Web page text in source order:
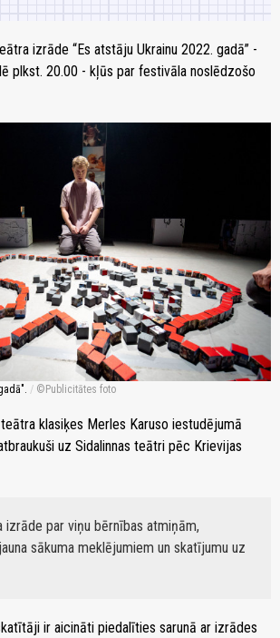
izrāde “Es atstāju Ukrainu 2022. gadā” -
plkst. 20.00 - kļūs par festivāla noslēdzošo
/ Publicitātes foto
klasiķes Merles Karuso iestudējumā
uz Sidalinnas teātri pēc Krievijas
izrāde par viņu bērnības atmiņām,
sākuma meklējumiem un skatījumu uz
ir aicināti piedalīties sarunā ar izrādes